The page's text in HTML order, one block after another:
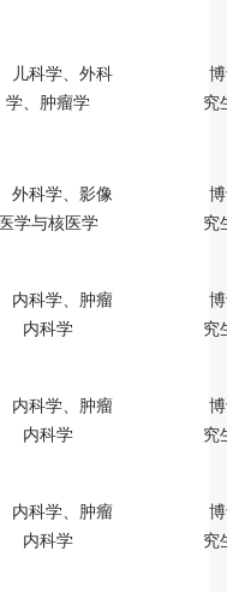
儿科学、外科
学、肿瘤学
究
外科学、影像
医学与核医学
究
内科学、肿瘤
内科学
究
内科学、肿瘤
内科学
究
内科学、肿瘤
内科学
究